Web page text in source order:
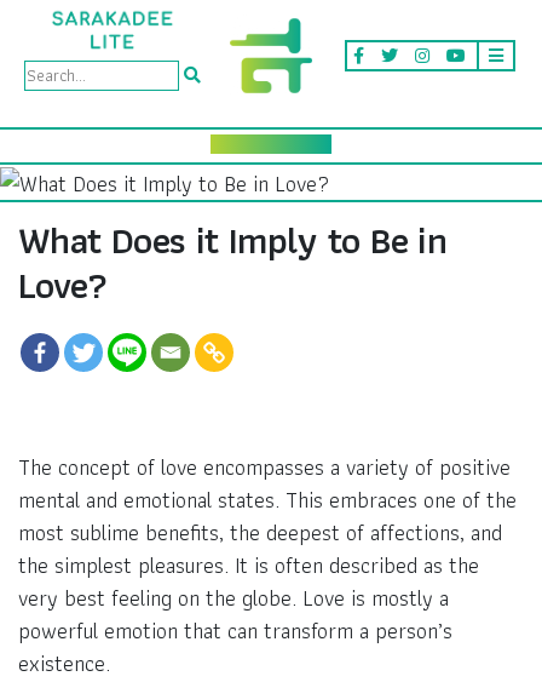
What Does it Imply to Be in
Love?
The concept of love encompasses a variety of positive
mental and emotional states. This embraces one of the
most sublime benefits, the deepest of affections, and
the simplest pleasures. It is often described as the
very best feeling on the globe. Love is mostly a
powerful emotion that can transform a person’s
existence.